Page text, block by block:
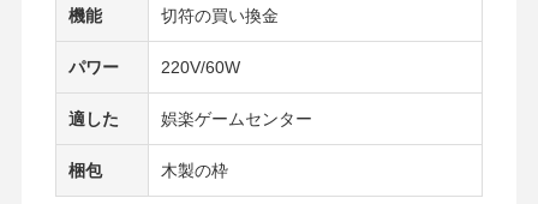
機能 切符の買い換金
パワー 220V/60W
適した 娯楽ゲームセンター
梱包 木製の枠